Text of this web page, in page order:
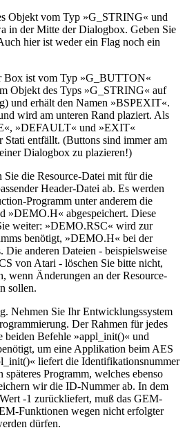
Objekt vom Typ »G_STRING« und
in der Mitte der Dialogbox. Geben Sie
hier ist weder ein Flag noch ein
Box ist vom Typ »G_BUTTON«
Objekt des Typs »G_STRING« auf
und erhält den Namen »BSPEXIT«.
wird am unteren Rand plaziert. Als
»DEFAULT« und »EXIT«
Stati entfällt. (Buttons sind immer am
Dialogbox zu plazieren!)
Sie die Resource-Datei mit für die
Header-Datei ab. Es werden
Programm unter anderem die
»DEMO.H« abgespeichert. Diese
weiter: »DEMO.RSC« wird zur
benötigt, »DEMO.H« bei der
Die anderen Dateien - beispielsweise
von Atari - löschen Sie bitte nicht,
wenn Änderungen an der Resource-
sollen.
Nehmen Sie Ihr Entwicklungssystem
Der Rahmen für jedes
beiden Befehle »appl_init()« und
um eine Applikation beim AES
liefert die Identifikationsnummer
Programm, welches ebenso
wir die ID-Nummer ab. In dem
-1 zurückliefert, muß das GEM-
Funktionen wegen nicht erfolgter
dürfen.